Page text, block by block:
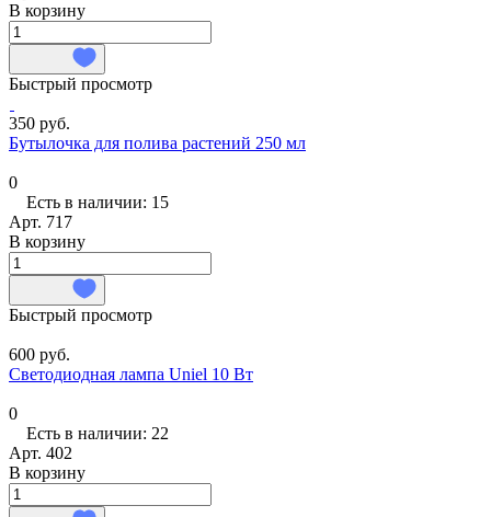
В корзину
Быстрый просмотр
350 руб.
Бутылочка для полива растений 250 мл
0
Есть в наличии: 15
Арт. 717
В корзину
Быстрый просмотр
600 руб.
Светодиодная лампа Uniel 10 Вт
0
Есть в наличии: 22
Арт. 402
В корзину